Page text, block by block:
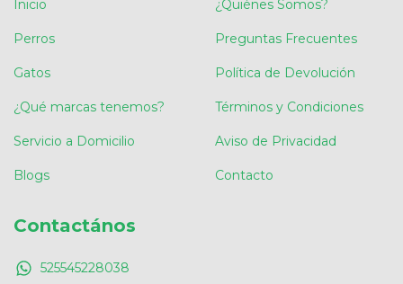
Inicio
Perros
Gatos
¿Qué marcas tenemos?
Servicio a Domicilio
Blogs
¿Quiénes Somos?
Preguntas Frecuentes
Política de Devolución
Términos y Condiciones
Aviso de Privacidad
Contacto
Contactános
525545228038